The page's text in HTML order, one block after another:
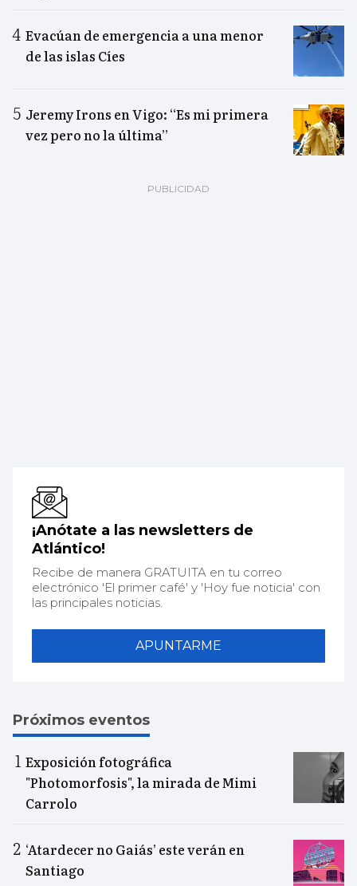
Evacúan de emergencia a una menor
de las islas Cíes
Jeremy Irons en Vigo: “Es mi primera
vez pero no la última”
¡Anótate a las newsletters de
Atlántico!
Recibe de manera GRATUITA en tu correo
electrónico 'El primer café' y 'Hoy fue noticia' con
las principales noticias.
APUNTARME
Próximos eventos
Exposición fotográfica
"Photomorfosis", la mirada de Mimi
Carrolo
‘Atardecer no Gaiás’ este verán en
Santiago